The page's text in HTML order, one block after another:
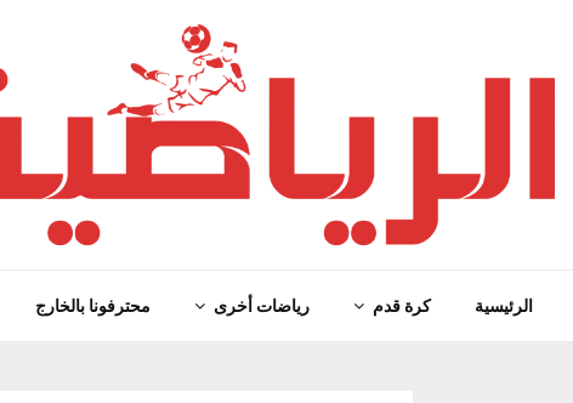
الرئيسية كرة قدم رياضات أخرى محترفونا بالخارج